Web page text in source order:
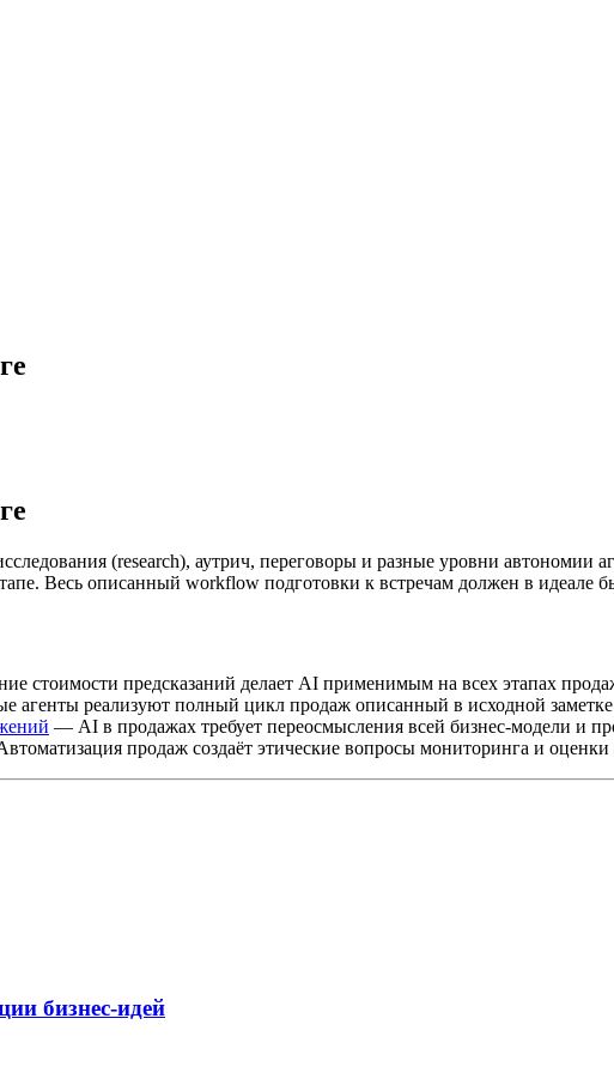
(research), аутрич, переговоры и разные уровни автономии
Весь описанный workflow подготовки к встречам должен в идеале
стоимости предсказаний делает AI применимым на всех этапах
агенты реализуют полный цикл продаж описанный в исходной заметке
— AI в продажах требует переосмысления всей бизнес-модели и
продаж создаёт этические вопросы мониторинга и оценки
бизнес-идей